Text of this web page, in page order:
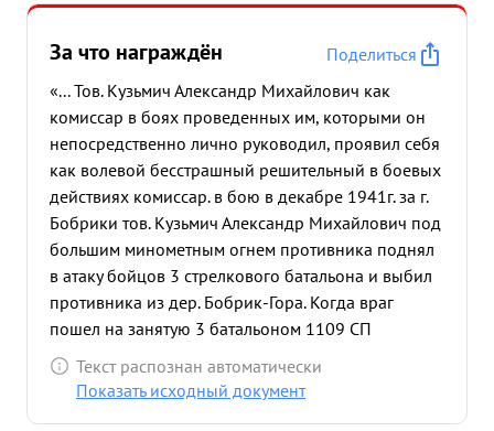
За что награждён
Поделиться
«... Тов. Кузьмич Александр Михайлович как
комиссар в боях проведенных им, которыми он
непосредственно лично руководил, проявил себя
как волевой бесстрашный решительный в боевых
действиях комиссар. в бою в декабре 1941г. за г.
Бобрики тов. Кузьмич Александр Михайлович под
большим минометным огнем противника поднял
в атаку бойцов 3 стрелкового батальона и выбил
противника из дер. Бобрик-Гора. Когда враг
пошел на занятую 3 батальоном 1109 СП
деревню Бобрик- Гора контратакой тов. Кузьмич
сам лично из станкового пулемета рассеял
Текст распознан автоматически
Показать исходный документ